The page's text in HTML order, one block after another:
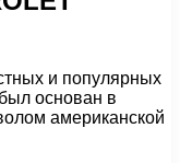
и популярных
основан в
американской